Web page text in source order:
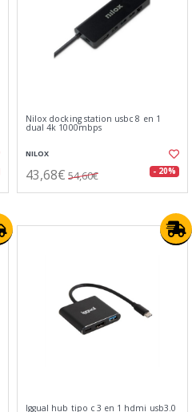
Nilox docking station usbc 8 en 1
dual 4k 1000mbps
NILOX
43,68€ 54,60€ - 20%
Iggual hub tipo c 3 en 1 hdmi usb3.0